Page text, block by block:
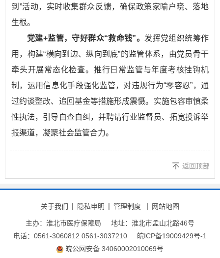
到”活动，实时收集群众反馈，确保政策家喻户晓、落地
生根。
党建+监管，守好群众“救命钱”。 发挥党组织统筹作
用，构建“横向到边、纵向到底”的监管体系，由党员骨干
牵头开展常态化检查。推行日常监管与年度考核挂钩机
制，运用信息化手段强化监管，对违规行为“零容忍”，通
过约谈整改、追回基金等措施形成震慑。实施包容审慎柔
性执法，引导自查自纠，并聘请行业监督员、拓宽投诉举
报渠道，凝聚社会监管合力。
返回顶部
关于我们 隐私申明 管理制度 网站地图
主办：淮北市医疗保障局
地址：淮北市孟山北路46号
电话：0561-3060812 0561-3037210
皖ICP备19009429号-1
皖公网安备 34060002010069号